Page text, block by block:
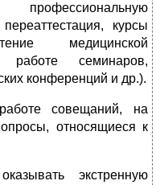
курсы
медицинской
семинаров,
конференций и др.).
совещаний, на
относящиеся к
экстренную